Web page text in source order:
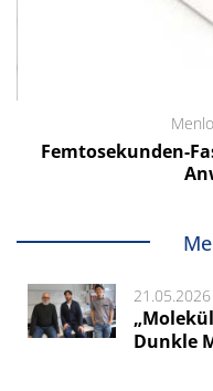
Femtosekunden-
21.05.2026
Dunkle